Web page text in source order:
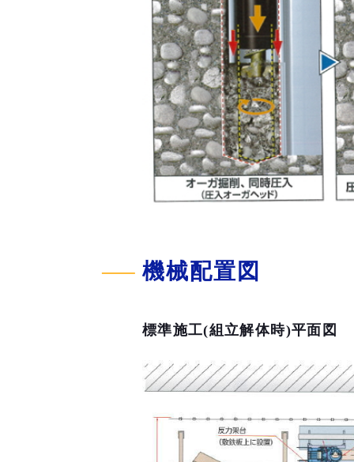
機械配置図
標準施工(組立解体時)平面図